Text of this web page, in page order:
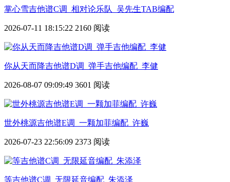
掌心雪吉他谱C调_相对论乐队_吴先生TAB编配
2026-07-11 18:15:22 2160 阅读
你从天而降吉他谱D调_弹手吉他编配_李健
2026-08-07 09:09:49 3601 阅读
世外桃源吉他谱E调_一颗加菲编配_许巍
2026-07-23 22:56:09 2373 阅读
等吉他谱C调_无限延音编配_朱添泽